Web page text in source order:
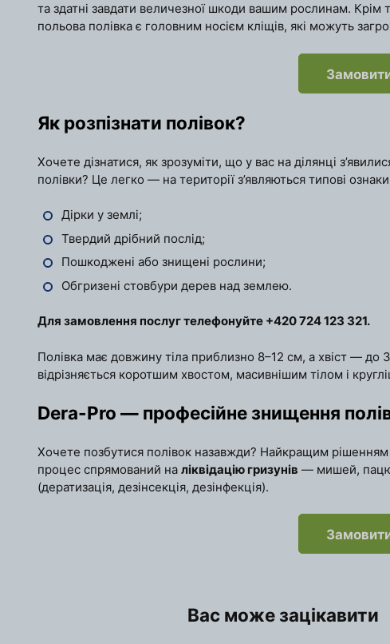
та здатні завдати величезної шкоди вашим рослинам. Крім
польова полівка є головним носієм кліщів, які можуть
Як розпізнати полівок?
Хочете дізнатися, як зрозуміти, що у вас на ділянці
полівки? Це легко — на території з’являються типові
Дірки у землі;
Твердий дрібний послід;
Пошкоджені або знищені рослини;
Обгризені стовбури дерев над землею.
Для замовлення послуг телефонуйте +420 724 123 321.
Полівка має довжину тіла приблизно 8–12 см, а хвіст — до
відрізняється коротшим хвостом, масивнішим тілом і
Dera-Pro — професійне знищення
Хочете позбутися полівок назавжди? Найкращим рішенням
процес спрямований на ліквідацію гризунів — мишей,
(дератизація, дезінсекція, дезінфекція).
Вас може зацікавити